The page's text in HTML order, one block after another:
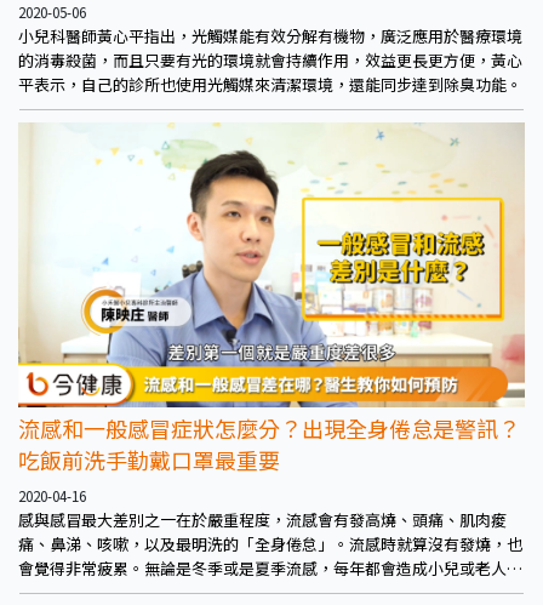
2020-05-06
小兒科醫師黃心平指出，光觸媒能有效分解有機物，廣泛應用於醫療環境
的消毒殺菌，而且只要有光的環境就會持續作用，效益更長更方便，黃心
平表示，自己的診所也使用光觸媒來清潔環境，還能同步達到除臭功能。
流感和一般感冒症狀怎麼分？出現全身倦怠是警訊？
吃飯前洗手勤戴口罩最重要
2020-04-16
感與感冒最大差別之一在於嚴重程度，流感會有發高燒、頭痛、肌肉痠
痛、鼻涕、咳嗽，以及最明洗的「全身倦怠」。流感時就算沒有發燒，也
會覺得非常疲累。無論是冬季或是夏季流感，每年都會造成小兒或老人的
重症病例，陳映庄指出就曾有流感小朋友，引發急性腦炎直接昏迷，再加